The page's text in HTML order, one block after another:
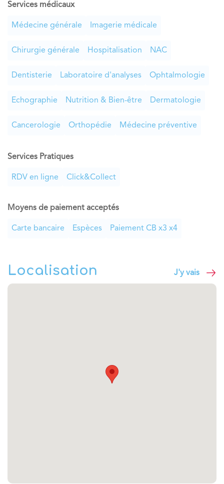
Services médicaux
Médecine générale Imagerie médicale
Chirurgie générale Hospitalisation NAC
Dentisterie Laboratoire d'analyses Ophtalmologie
Echographie Nutrition & Bien-être Dermatologie
Cancerologie Orthopédie Médecine préventive
Services Pratiques
RDV en ligne Click&Collect
Moyens de paiement acceptés
Carte bancaire Espèces Paiement CB x3 x4
Localisation J'y vais